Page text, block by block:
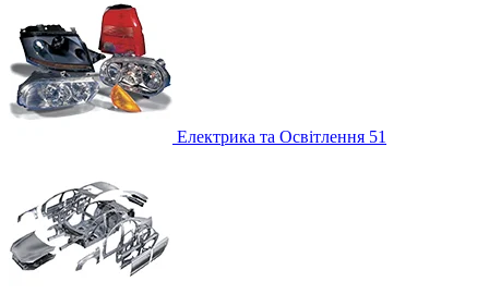
Електрика та Освітлення 51